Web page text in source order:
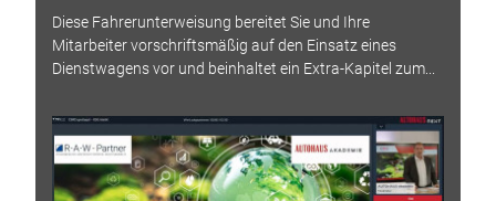
Diese Fahrerunterweisung bereitet Sie und Ihre
Mitarbeiter vorschriftsmäßig auf den Einsatz eines
Dienstwagens vor und beinhaltet ein Extra-Kapitel zum...